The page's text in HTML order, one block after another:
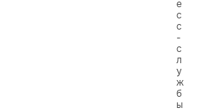
е
с
с
-
с
л
у
ж
б
ы